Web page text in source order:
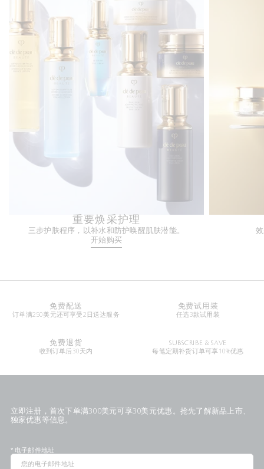
重要焕采护理
三步护肤程序，以补水和防护唤醒肌肤潜能。
开始购买
免费配送
订单满250美元还可享受2日送达服务
免费试用装
任选3款试用装
免费退货
收到订单后30天内
SUBSCRIBE & SAVE
每笔定期补货订单可享10%优惠
立即注册，首次下单满300美元可享30美元优惠。抢先了解新品上市、
独家优惠等信息。
* 电子邮件地址